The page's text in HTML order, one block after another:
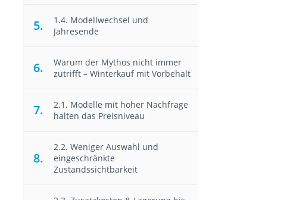
1.4. Modellwechsel und
Jahresende
Warum der Mythos nicht immer
zutrifft – Winterkauf mit Vorbehalt
2.1. Modelle mit hoher Nachfrage
halten das Preisniveau
2.2. Weniger Auswahl und
eingeschränkte
Zustandssichtbarkeit